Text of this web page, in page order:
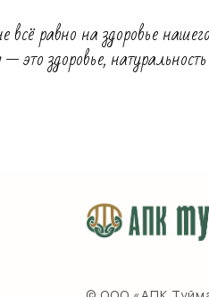
всё равно на здоровье
здоровье,